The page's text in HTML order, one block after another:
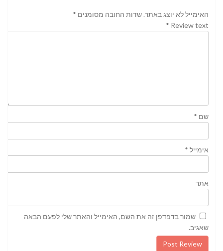
האימייל לא יוצג באתר. שדות החובה מסומנים *
Review text
*
שם *
אימייל *
אתר
שמור בדפדפן זה את השם, האימייל והאתר שלי לפעם הבאה
שאגיב.